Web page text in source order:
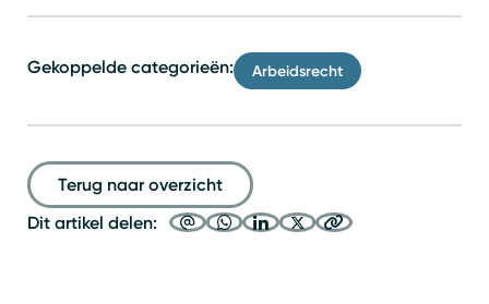
Gekoppelde categorieën: Arbeidsrecht
Terug naar overzicht
Dit artikel delen: